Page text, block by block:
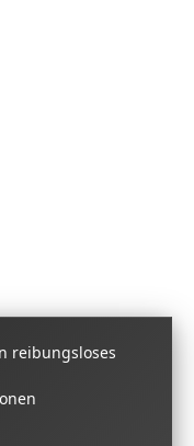
reibungsloses